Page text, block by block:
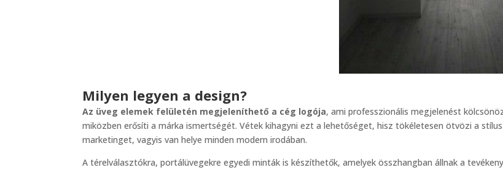
Milyen legyen a design?
Az üveg elemek felületén megjeleníthető a cég logója, ami professzionális megjelenést
miközben erősíti a márka ismertségét. Vétek kihagyni ezt a lehetőséget, hisz tökéletesen ötvözi a
marketinget, vagyis van helye minden modern irodában.
A térelválasztókra, portálüvegekre egyedi minták is készíthetők, amelyek összhangban állnak a